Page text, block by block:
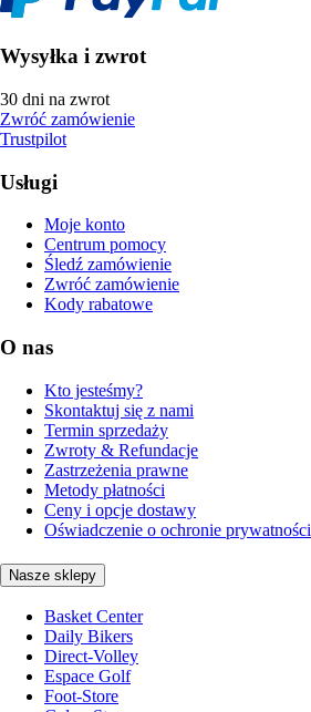
Wysyłka i zwrot
30 dni na zwrot
Zwróć zamówienie
Trustpilot
Usługi
Moje konto
Centrum pomocy
Śledź zamówienie
Zwróć zamówienie
Kody rabatowe
O nas
Kto jesteśmy?
Skontaktuj się z nami
Termin sprzedaży
Zwroty & Refundacje
Zastrzeżenia prawne
Metody płatności
Ceny i opcje dostawy
Oświadczenie o ochronie prywatności
Nasze sklepy
Basket Center
Daily Bikers
Direct-Volley
Espace Golf
Foot-Store